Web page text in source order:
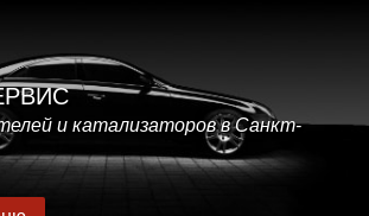
и катализаторов в Санкт-